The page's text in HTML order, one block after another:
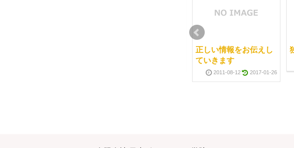
正しい情報をお伝えし
ていきます
2011-08-12 2017-01-26